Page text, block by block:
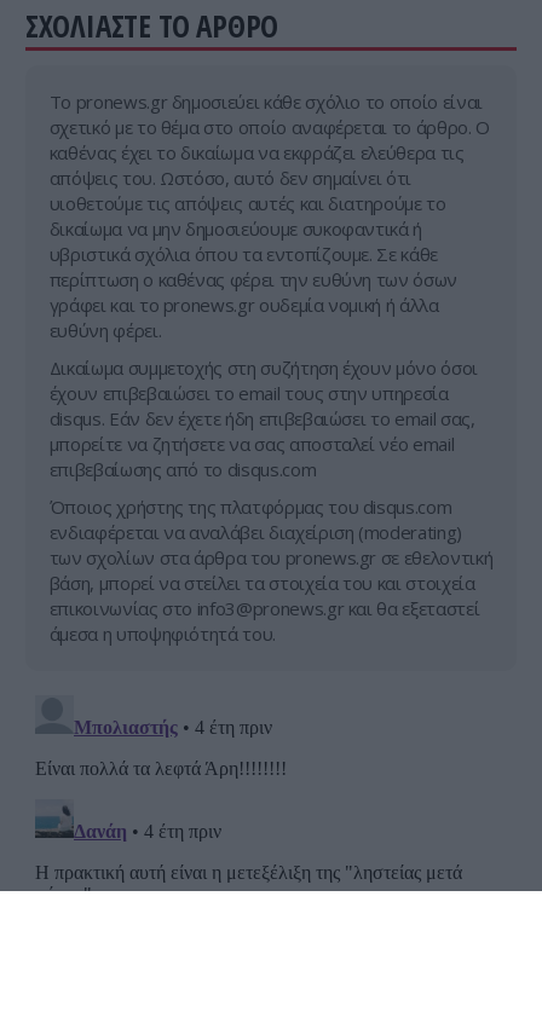
ΣΧΟΛΙΑΣΤΕ ΤΟ ΑΡΘΡΟ
Tο pronews.gr δημοσιεύει κάθε σχόλιο το οποίο είναι
σχετικό με το θέμα στο οποίο αναφέρεται το άρθρο. Ο
καθένας έχει το δικαίωμα να εκφράζει ελεύθερα τις
απόψεις του. Ωστόσο, αυτό δεν σημαίνει ότι
υιοθετούμε τις απόψεις αυτές και διατηρούμε το
δικαίωμα να μην δημοσιεύουμε συκοφαντικά ή
υβριστικά σχόλια όπου τα εντοπίζουμε. Σε κάθε
περίπτωση ο καθένας φέρει την ευθύνη των όσων
γράφει και το pronews.gr ουδεμία νομική ή άλλα
ευθύνη φέρει.
Δικαίωμα συμμετοχής στη συζήτηση έχουν μόνο όσοι
έχουν επιβεβαιώσει το email τους στην υπηρεσία
disqus. Εάν δεν έχετε ήδη επιβεβαιώσει το email σας,
μπορείτε να ζητήσετε να σας αποσταλεί νέο email
επιβεβαίωσης από το disqus.com
Όποιος χρήστης της πλατφόρμας του disqus.com
ενδιαφέρεται να αναλάβει διαχείριση (moderating)
των σχολίων στα άρθρα του pronews.gr σε εθελοντική
βάση, μπορεί να στείλει τα στοιχεία του και στοιχεία
επικοινωνίας στο info3@pronews.gr και θα εξεταστεί
άμεσα η υποψηφιότητά του.